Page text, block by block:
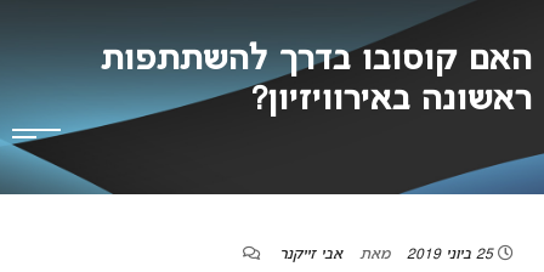
האם קוסובו בדרך להשתתפות
ראשונה באירוויזיון?
25 ביוני 2019 מאת אבי זייקנר